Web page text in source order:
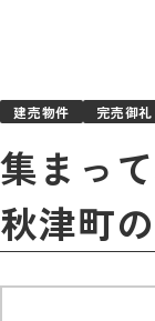
建売物件 完売御礼
集まっ
秋津町